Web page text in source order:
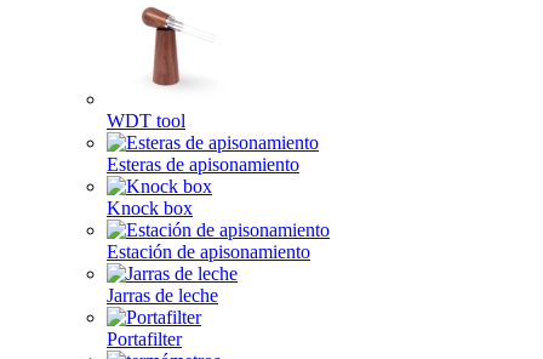
WDT tool
Esteras de apisonamiento
Knock box
Estación de apisonamiento
Jarras de leche
Portafilter